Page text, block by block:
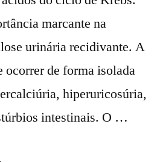
marcante na
urinária recidivante. A
de forma isolada
hiperuricosúria,
intestinais. O …